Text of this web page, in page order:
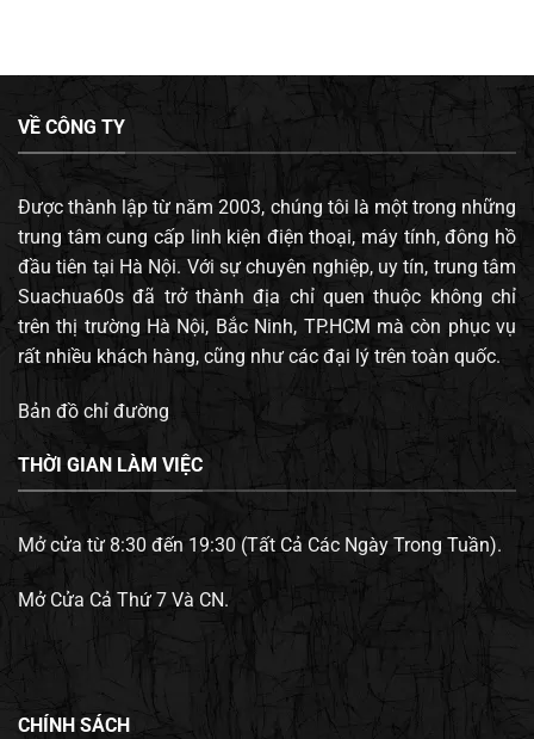
VỀ CÔNG TY
Được thành lập từ năm 2003, chúng tôi là một trong những
trung tâm cung cấp linh kiện điện thoại, máy tính, đông hồ
đầu tiên tại Hà Nội. Với sự chuyên nghiệp, uy tín, trung tâm
Suachua60s đã trở thành địa chỉ quen thuộc không chỉ
trên thị trường Hà Nội, Bắc Ninh, TP.HCM mà còn phục vụ
rất nhiều khách hàng, cũng như các đại lý trên toàn quốc.
Bản đồ chỉ đường
THỜI GIAN LÀM VIỆC
Mở cửa từ 8:30 đến 19:30 (Tất Cả Các Ngày Trong Tuần).
Mở Cửa Cả Thứ 7 Và CN.
CHÍNH SÁCH